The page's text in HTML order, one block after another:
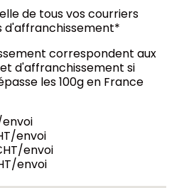
de tous vos courriers
d'affranchissement*
correspondent aux
d'affranchissement si
les 100g en France
envoi
envoi
envoi
envoi